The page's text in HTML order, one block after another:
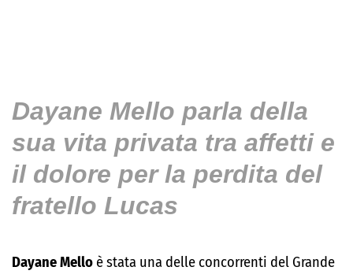
Dayane Mello parla della
sua vita privata tra affetti e
il dolore per la perdita del
fratello Lucas
Dayane Mello è stata una delle concorrenti del Grande